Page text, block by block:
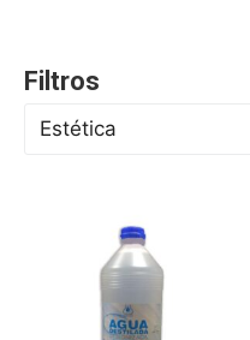
Filtros
Estética